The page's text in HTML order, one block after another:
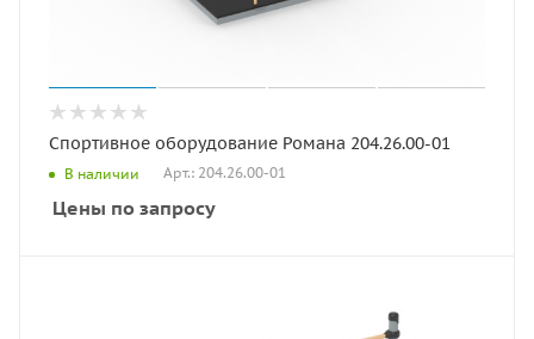
Спортивное оборудование Романа 204.26.00-01
В наличии Арт.: 204.26.00-01
Цены по запросу